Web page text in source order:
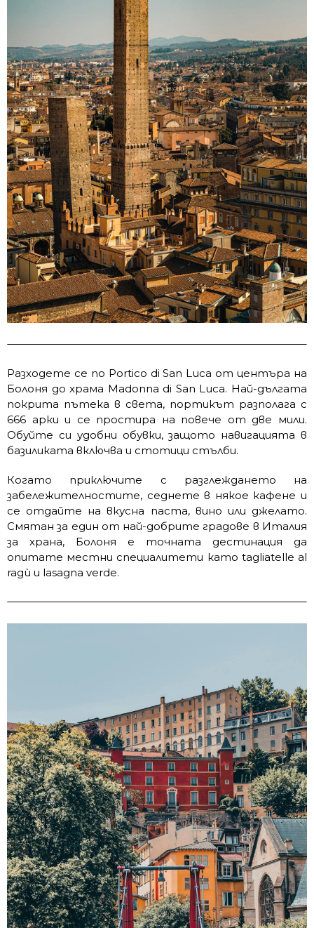
Разходете се по Portico di San Luca от центъра на
Болоня до храма Madonna di San Luca. Най-дългата
покрита пътека в света, портикът разполага с
666 арки и се простира на повече от две мили.
Обуйте си удобни обувки, защото навигацията в
базиликата включва и стотици стълби.
Когато приключите с разглеждането на
забележителностите, седнете в някое кафене и
се отдайте на вкусна паста, вино или джелато.
Смятан за един от най-добрите градове в Италия
за храна, Болоня е точната дестинация да
опитате местни специалитети като tagliatelle al
ragù и lasagna verde.